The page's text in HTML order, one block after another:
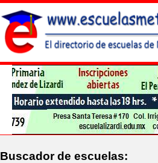
Buscador de escuelas: